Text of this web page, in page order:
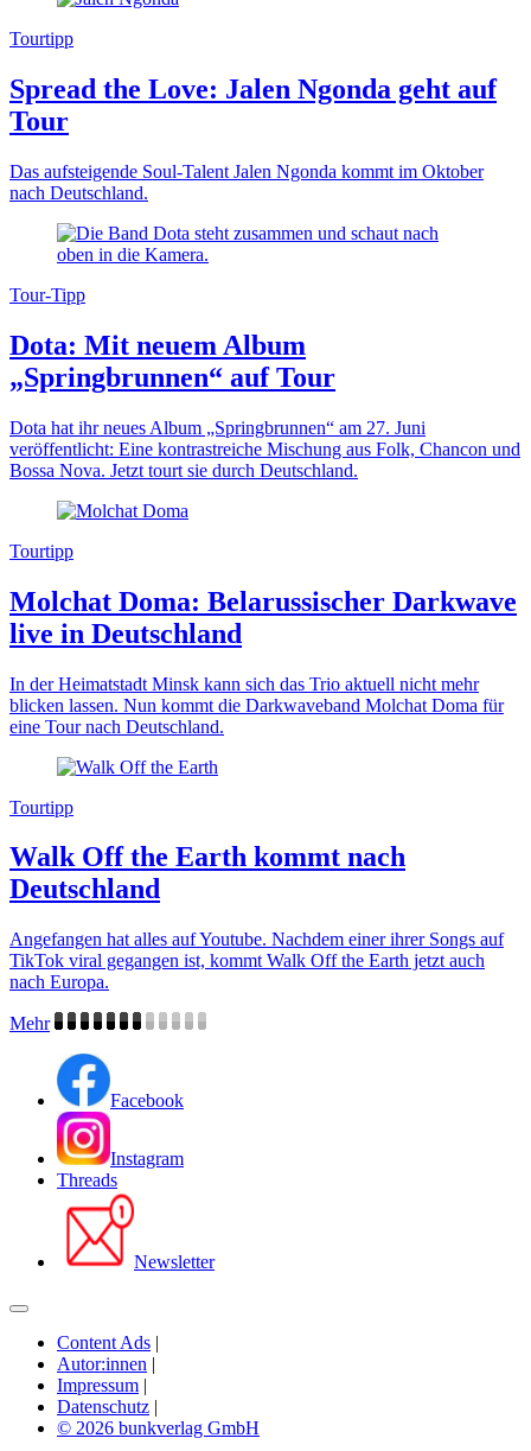
Tourtipp
Spread the Love: Jalen Ngonda geht auf
Tour
Das aufsteigende Soul-Talent Jalen Ngonda kommt im Oktober
nach Deutschland.
Tour-Tipp
Dota: Mit neuem Album
„Springbrunnen“ auf Tour
Dota hat ihr neues Album „Springbrunnen“ am 27. Juni
veröffentlicht: Eine kontrastreiche Mischung aus Folk, Chancon und
Bossa Nova. Jetzt tourt sie durch Deutschland.
Tourtipp
Molchat Doma: Belarussischer Darkwave
live in Deutschland
In der Heimatstadt Minsk kann sich das Trio aktuell nicht mehr
blicken lassen. Nun kommt die Darkwaveband Molchat Doma für
eine Tour nach Deutschland.
Tourtipp
Walk Off the Earth kommt nach
Deutschland
Angefangen hat alles auf Youtube. Nachdem einer ihrer Songs auf
TikTok viral gegangen ist, kommt Walk Off the Earth jetzt auch
nach Europa.
Mehr
Facebook
Instagram
Threads
Newsletter
Content Ads |
Autor:innen |
Impressum |
Datenschutz |
© 2026 bunkverlag GmbH